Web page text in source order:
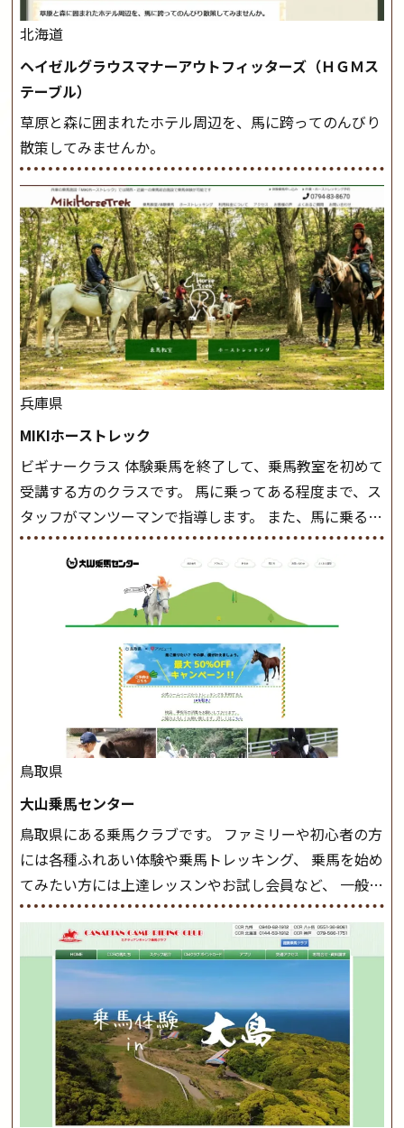
北海道
ヘイゼルグラウスマナーアウトフィッターズ（ＨＧＭス
テーブル）
草原と森に囲まれたホテル周辺を、馬に跨ってのんびり
散策してみませんか。
兵庫県
MIKIホーストレック
ビギナークラス 体験乗馬を終了して、乗馬教室を初めて
受講する方のクラスです。 馬に乗ってある程度まで、ス
タッフがマンツーマンで指導します。 また、馬に乗るだ
けでなく、馬の手入れや馬装（鞍などを装着する） も
このクラスで把握し、「馬に触れること」にも慣れてい
きましょう。 スタートクラス ビギナークラスで単独で
軽速歩(けいはやあし)ができるようになったら スタート
クラスへ。 グループレッスンで馬のスピードを調整し
ながら 軽速歩・正反撞(せいはんどう)を学びます。 安定
した手綱操作と軽速歩・正反撞ができるようになれば
駈歩(かけあし)練習に入ります。 ホップクラス スタート
クラスで常歩(なみあし)や 速歩、駈歩の初歩をマスター
したら、 次は部班にて駈歩を含めた誘導練習を行いま
しょう。 ステップクラス ホップクラスまでに練習した
の扶助操作や誘導方法を身につけましょう。 注意事項
◆馬場使用状況により、使用する馬場はこちらで決定い
たしますのでご了承ください ◆基本は雨天決行です
が、落雷・強風等のより、安全上急遽中止させていただ
く場合がございます。 ◆三木ホースランドパークの協議
会や講習会等により、一部レッスンが中止になる場合が
ございます。 その際、ご予約いただいている皆様には事
前にご連絡いたします。MIKIホーストレックのツアー
はこちら
鳥取県
大山乗馬センター
鳥取県にある乗馬クラブです。 ファミリーや初心者の方
には各種ふれあい体験や乗馬トレッキング、 乗馬を始め
てみたい方には上達レッスンやお試し会員など、 一般の
方に幅広くお楽しみいただける施設を目指しています。
また、お手軽（低価格）に会員になったり自分の馬を持
つことのできる乗馬クラブでもあり、 健康や趣味、スポ
ーツ競技として、老若男女様々な方が、日々乗馬をお楽
しみいただいています。 なお、ゴールデンウィークと夏
休み期間中は無休で営業していますので、ぜひご家族で
お越しください！大山乗馬センターの紹介記事はこち